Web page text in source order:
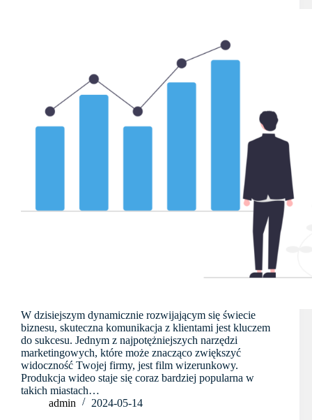
W dzisiejszym dynamicznie rozwijającym się świecie
biznesu, skuteczna komunikacja z klientami jest kluczem
do sukcesu. Jednym z najpotężniejszych narzędzi
marketingowych, które może znacząco zwiększyć
widoczność Twojej firmy, jest film wizerunkowy.
Produkcja wideo staje się coraz bardziej popularna w
takich miastach…
admin
2024-05-14